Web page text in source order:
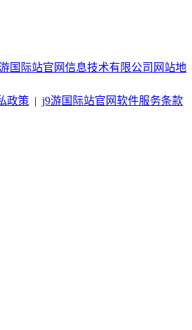
国际站官网信息技术有限公司 网站地
政策 | j9游国际站官网软件服务条款